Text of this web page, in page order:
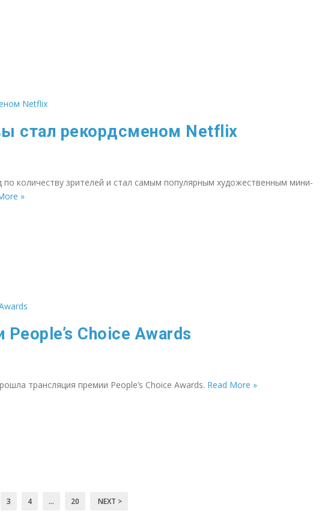
стал рекордсменом Netflix
количеству зрителей и стал самым популярным художественным мини-
»
Choice Awards
трансляция премии People’s Choice Awards. Read More »
3 4 … 20 NEXT >